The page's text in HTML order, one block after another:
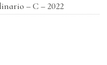
– C – 2022